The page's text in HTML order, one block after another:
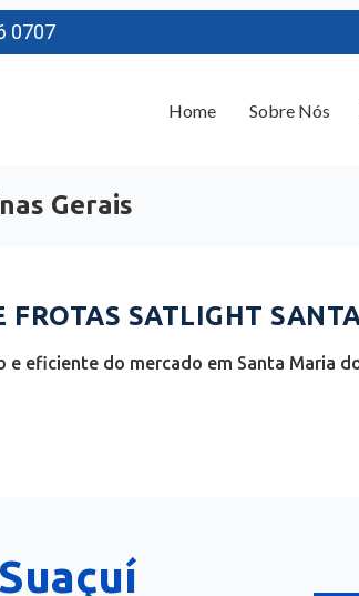
0707
Gerais
FROTAS SATLIGHT
eficiente do mercado em Santa Maria